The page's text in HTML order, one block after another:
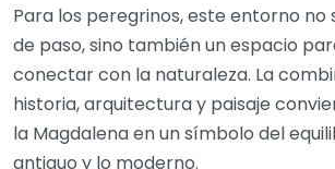
Para los peregrinos, este entorno no
de paso, sino también un espacio
conectar con la naturaleza. La
historia, arquitectura y paisaje
la Magdalena en un símbolo del
antiguo y lo moderno.